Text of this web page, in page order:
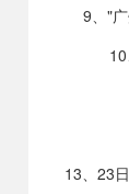
9、"
13、23